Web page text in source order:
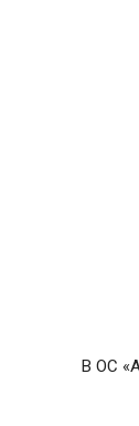
В ОС